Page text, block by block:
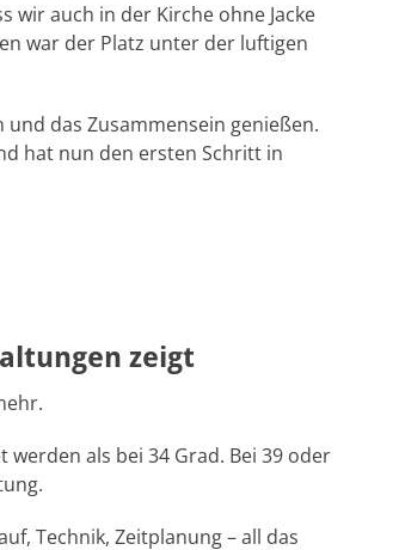
wir auch in der Kirche ohne Jacke
war der Platz unter der luftigen
das Zusammensein genießen.
hat nun den ersten Schritt in
zeigt
als bei 34 Grad. Bei 39 oder
Technik, Zeitplanung – all das